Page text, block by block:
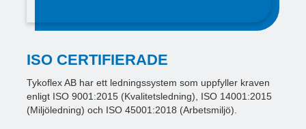
ISO CERTIFIERADE
Tykoflex AB har ett ledningssystem som uppfyller kraven
enligt ISO 9001:2015 (Kvalitetsledning), ISO 14001:2015
(Miljöledning) och ISO 45001:2018 (Arbetsmiljö).